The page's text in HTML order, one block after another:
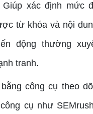
Giúp xác định mức
từ khóa và nội
động thường
tranh.
công cụ theo
cụ như